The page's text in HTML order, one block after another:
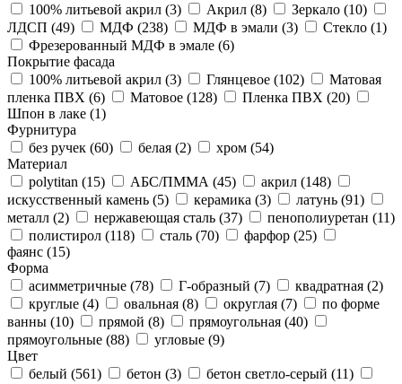
100% литьевой акрил (3) Акрил (8) Зеркало (10)
ЛДСП (49) МДФ (238) МДФ в эмали (3) Стекло (1)
Фрезерованный МДФ в эмале (6)
Покрытие фасада
100% литьевой акрил (3) Глянцевое (102)
Матовая
пленка ПВХ (6) Матовое (128) Пленка ПВХ (20)
Шпон в лаке (1)
Фурнитура
без ручек (60) белая (2) хром (54)
Материал
polytitan (15) АБС/ПММА (45) акрил (148)
искусственный камень (5) керамика (3) латунь (91)
металл (2) нержавеющая сталь (37) пенополиуретан (11)
полистирол (118) сталь (70) фарфор (25)
фаянс (15)
Форма
асимметричные (78) Г-образный (7) квадратная (2)
круглые (4) овальная (8) округлая (7)
по форме
ванны (10) прямой (8) прямоугольная (40)
прямоугольные (88) угловые (9)
Цвет
белый (561) бетон (3) бетон светло-серый (11)